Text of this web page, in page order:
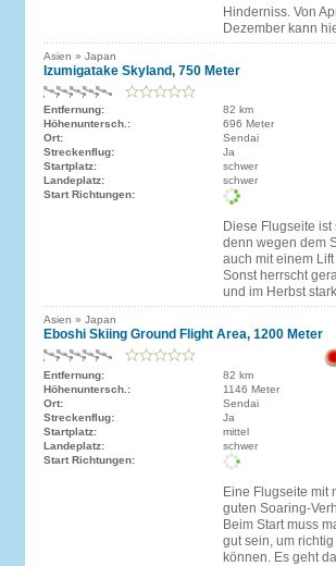
Hinderniss. Von
Dezember kann
Asien » Japan
Izumigatake Skyland, 750 Meter
Entfernung:
82 km
Höhenuntersch.:
696 Meter
Ort:
Sendai
Streckenflug:
Ja
Startplatz:
schwer
Landeplatz:
schwer
Start Richtungen:
Diese Flugseite
denn wegen dem
auch mit einem
Sonst herrscht
und im Herbst
Asien » Japan
Eboshi Skiing Ground Flight Area, 1200 Meter
Entfernung:
82 km
Höhenuntersch.:
1146 Meter
Ort:
Sendai
Streckenflug:
Ja
Startplatz:
mittel
Landeplatz:
schwer
Start Richtungen:
Eine Flugseite mit
guten Soaring-
Beim Start muss
gut sein, um
können. Es geht